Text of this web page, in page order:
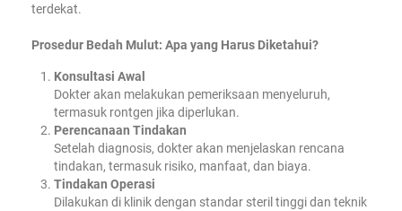
terdekat.
Prosedur Bedah Mulut: Apa yang Harus Diketahui?
Konsultasi Awal
Dokter akan melakukan pemeriksaan menyeluruh,
termasuk rontgen jika diperlukan.
Perencanaan Tindakan
Setelah diagnosis, dokter akan menjelaskan rencana
tindakan, termasuk risiko, manfaat, dan biaya.
Tindakan Operasi
Dilakukan di klinik dengan standar steril tinggi dan teknik